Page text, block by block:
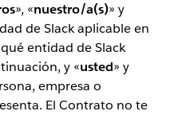
», «nuestro/a(s)» y
de Slack aplicable en
entidad de Slack
y «usted» y
empresa o
El Contrato no te